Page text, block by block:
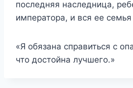
последняя наследница,
императора, и вся ее
«Я обязана справиться с
что достойна лучшего.»